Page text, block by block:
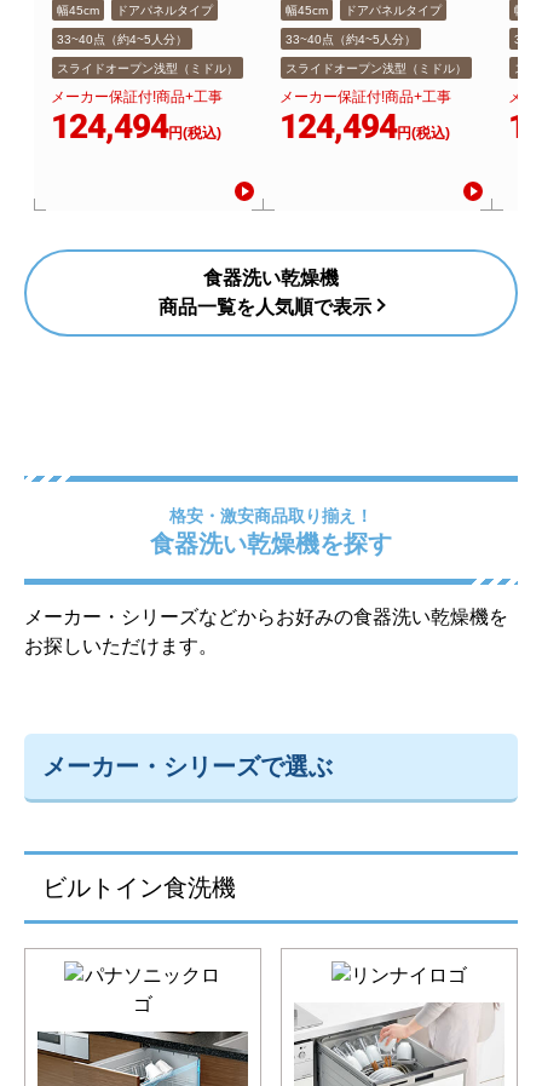
幅45cm ドアパネルタイプ
33~40点（約4~5人分）
スライドオープン浅型（ミドル）
メーカー保証付!商品+工事
124,494円(税込)
幅45cm ドアパネルタイプ
33~40点（約4~5人分）
スライドオープン浅型（ミドル）
メーカー保証付!商品+工事
124,494円(税込)
幅
スラ
メー
食器洗い乾燥機
商品一覧を人気順で表示
格安・激安商品取り揃え！
食器洗い乾燥機を探す
メーカー・シリーズなどからお好みの食器洗い乾燥機を
お探しいただけます。
メーカー・シリーズで選ぶ
ビルトイン食洗機